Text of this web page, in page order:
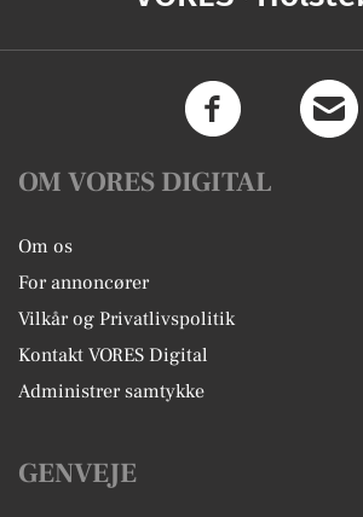
OM VORES DIGITAL
Om os
For annoncører
Vilkår og Privatlivspolitik
Kontakt VORES Digital
Administrer samtykke
GENVEJE